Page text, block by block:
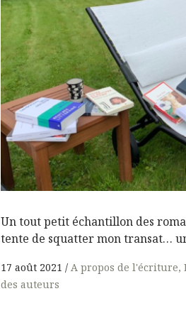
Un tout petit échantillon des
tente de squatter mon transat…
17 août 2021 A propos de l'écriture
des auteurs